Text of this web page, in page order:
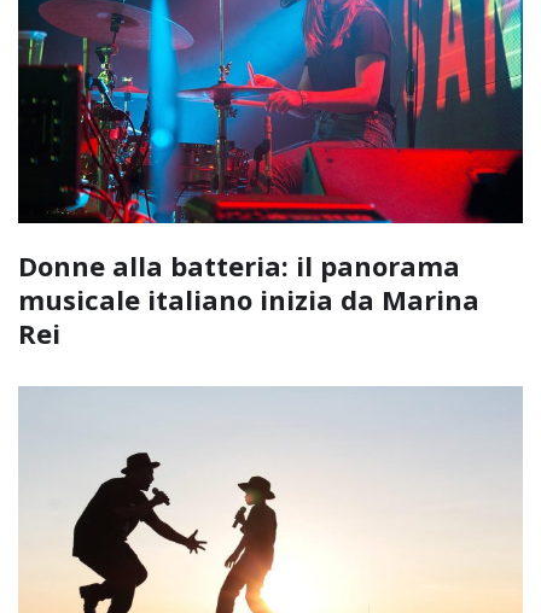
Donne alla batteria: il panorama
musicale italiano inizia da Marina
Rei